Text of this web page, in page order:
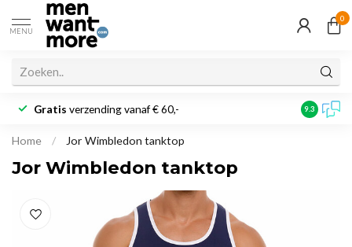
MENU
0
Gratis verzending vanaf € 60,- 9.3
Home / Jor Wimbledon tanktop
Jor Wimbledon tanktop